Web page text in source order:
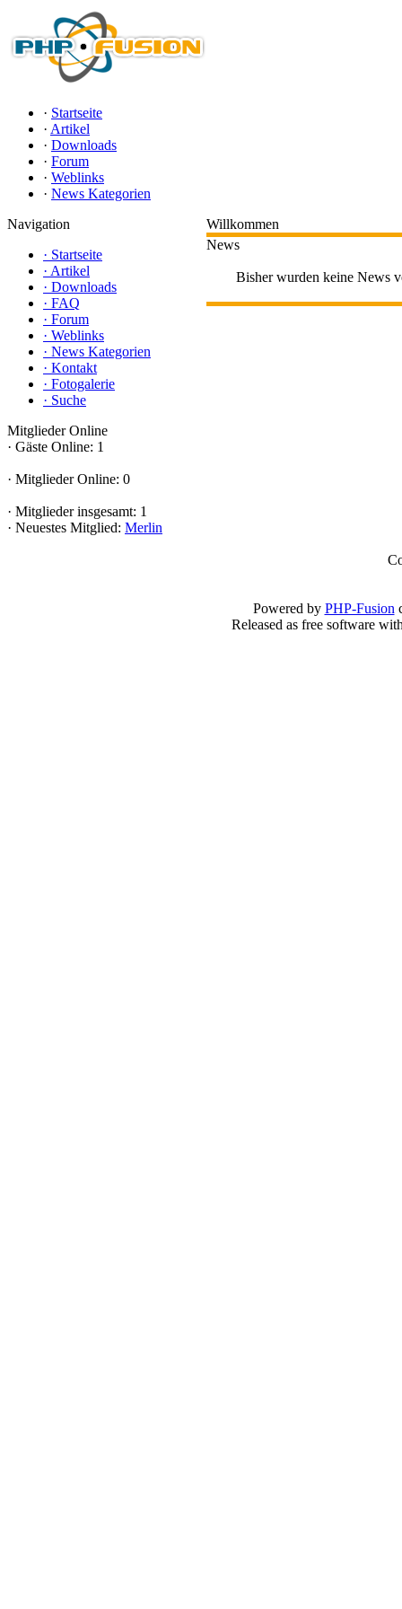
· Startseite
· Artikel
· Downloads
· Forum
· Weblinks
· News Kategorien
Navigation
· Startseite
· Artikel
· Downloads
· FAQ
· Forum
· Weblinks
· News Kategorien
· Kontakt
· Fotogalerie
· Suche
Mitglieder Online
· Gäste Online: 1
· Mitglieder Online: 0
· Mitglieder insgesamt: 1
· Neuestes Mitglied: Merlin
Willkommen
News
Bisher wurden keine News
Powered by PHP-Fusion
Released as free software